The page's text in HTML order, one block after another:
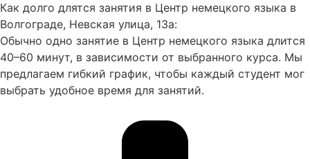
Как долго длятся занятия в Центр немецкого языка в
Волгограде, Невская улица, 13а:
Обычно одно занятие в Центр немецкого языка длится
40–60 минут, в зависимости от выбранного курса. Мы
предлагаем гибкий график, чтобы каждый студент мог
выбрать удобное время для занятий.